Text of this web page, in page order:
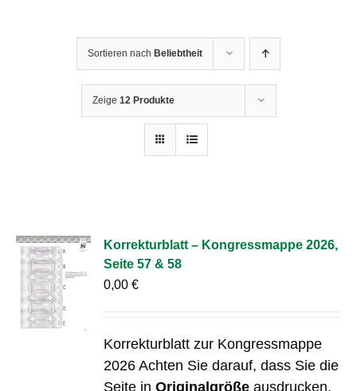
Sortieren nach Beliebtheit
Zeige 12 Produkte
Korrekturblatt – Kongressmappe 2026,
Seite 57 & 58
0,00€
Korrekturblatt zur Kongressmappe
2026 Achten Sie darauf, dass Sie die
Seite inOriginalgröße ausdrucken.